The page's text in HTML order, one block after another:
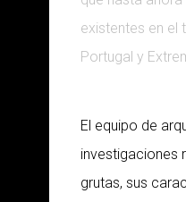
existentes en el
Portugal y
El equipo de
investigaciones
grutas, sus